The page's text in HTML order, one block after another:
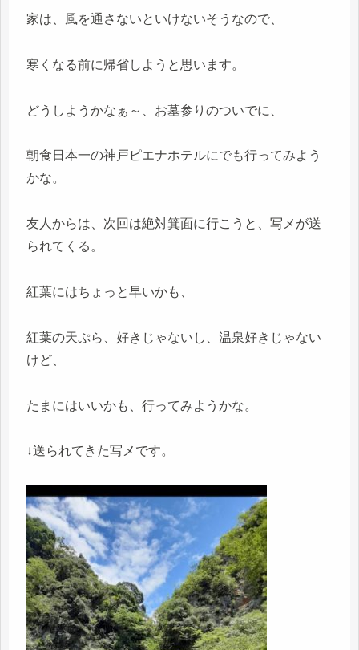
家は、風を通さないといけないそうなので、
寒くなる前に帰省しようと思います。
どうしようかなぁ～、お墓参りのついでに、
朝食日本一の神戸ピエナホテルにでも行ってみよう
かな。
友人からは、次回は絶対箕面に行こうと、写メが送
られてくる。
紅葉にはちょっと早いかも、
紅葉の天ぷら、好きじゃないし、温泉好きじゃない
けど、
たまにはいいかも、行ってみようかな。
↓送られてきた写メです。